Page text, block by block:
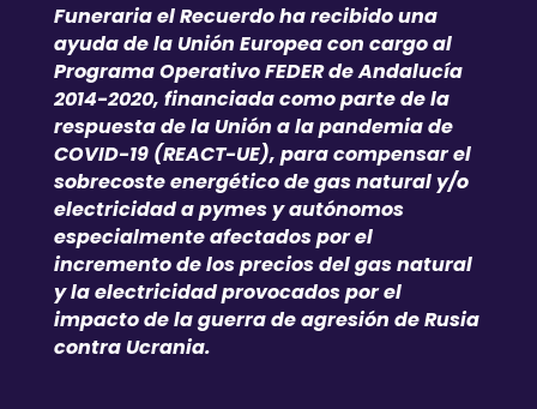
Funeraria el Recuerdo ha recibido una
ayuda de la Unión Europea con cargo al
Programa Operativo FEDER de Andalucía
2014-2020, financiada como parte de la
respuesta de la Unión a la pandemia de
COVID-19 (REACT-UE), para compensar el
sobrecoste energético de gas natural y/o
electricidad a pymes y autónomos
especialmente afectados por el
incremento de los precios del gas natural
y la electricidad provocados por el
impacto de la guerra de agresión de Rusia
contra Ucrania.